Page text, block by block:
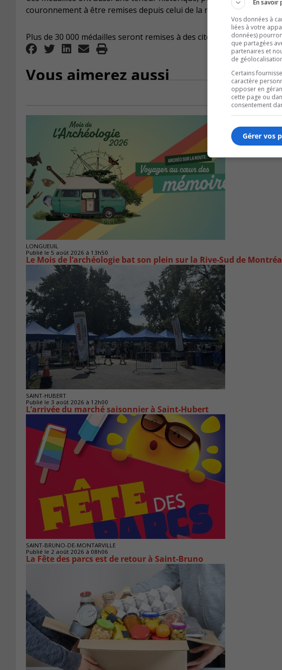
couronnement à être remises depuis celui de la reine Élisabeth II.
Plus de 30 000 médailles seront remises à des citoyens partout au
Vous aimerez aussi
LONGUEUIL
Publié le 5 août 2026 à 13h50
Le Mois de l’archéologie bat son plein sur la Rive-Sud de
SAINT-HUBERT
Publié le 3 août 2026 à 12h00
L’arrivée du marché saisonnier à Saint-Hubert
SAINT-BRUNO-DE-MONTARVILLE
Publié le 2 août 2026 à 08h06
La Fête des parcs est de retour à Saint-Bruno
En savoir
Vos données à
liées à votre
données)
que partagées
partenaires et
de
Certains
caractère
opposer en
cette page ou
consentement
Gérer vos